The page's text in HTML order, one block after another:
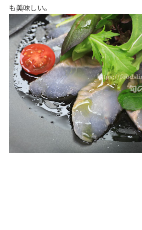
も美味しい。